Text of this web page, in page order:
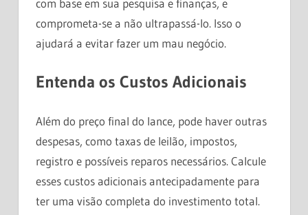
com base em sua pesquisa e finanças, e
comprometa-se a não ultrapassá-lo. Isso o
ajudará a evitar fazer um mau negócio.
Entenda os Custos Adicionais
Além do preço final do lance, pode haver outras
despesas, como taxas de leilão, impostos,
registro e possíveis reparos necessários. Calcule
esses custos adicionais antecipadamente para
ter uma visão completa do investimento total.